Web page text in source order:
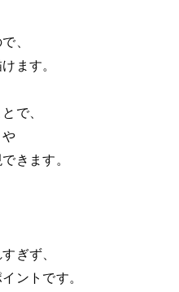
、
ます。
で、
きます。
ぎず、
ントです。